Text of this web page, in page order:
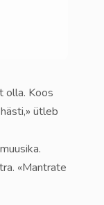
olla. Koos
ütleb
«Mantrate